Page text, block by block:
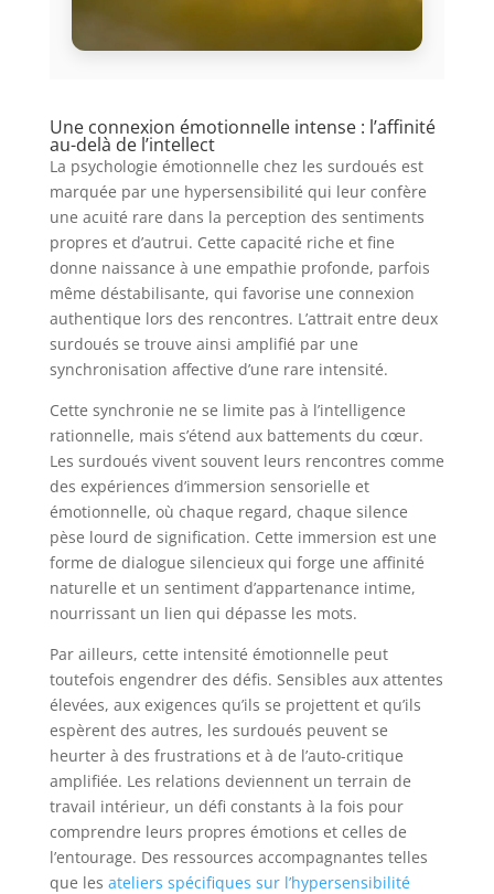
Une connexion émotionnelle intense : l’affinité
au-delà de l’intellect
La psychologie émotionnelle chez les surdoués est
marquée par une hypersensibilité qui leur confère
une acuité rare dans la perception des sentiments
propres et d’autrui. Cette capacité riche et fine
donne naissance à une empathie profonde, parfois
même déstabilisante, qui favorise une connexion
authentique lors des rencontres. L’attrait entre deux
surdoués se trouve ainsi amplifié par une
synchronisation affective d’une rare intensité.
Cette synchronie ne se limite pas à l’intelligence
rationnelle, mais s’étend aux battements du cœur.
Les surdoués vivent souvent leurs rencontres comme
des expériences d’immersion sensorielle et
émotionnelle, où chaque regard, chaque silence
pèse lourd de signification. Cette immersion est une
forme de dialogue silencieux qui forge une affinité
naturelle et un sentiment d’appartenance intime,
nourrissant un lien qui dépasse les mots.
Par ailleurs, cette intensité émotionnelle peut
toutefois engendrer des défis. Sensibles aux attentes
élevées, aux exigences qu’ils se projettent et qu’ils
espèrent des autres, les surdoués peuvent se
heurter à des frustrations et à de l’auto-critique
amplifiée. Les relations deviennent un terrain de
travail intérieur, un défi constants à la fois pour
comprendre leurs propres émotions et celles de
l’entourage. Des ressources accompagnantes telles
que les ateliers spécifiques sur l’hypersensibilité